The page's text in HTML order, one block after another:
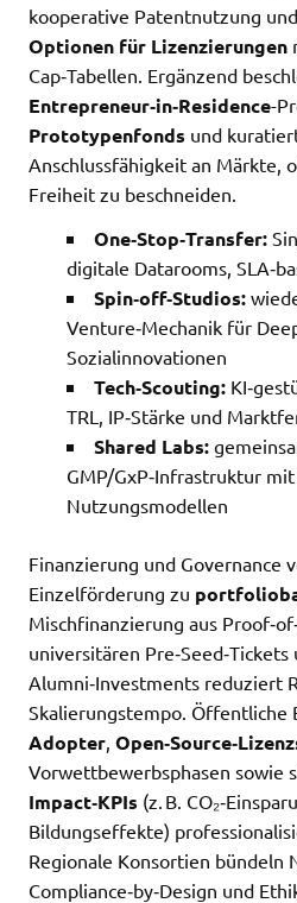
kooperative Patentnutzung
Optionen für Lizenzierungen
Cap‑Tabellen. Ergänzend
Entrepreneur‑in‑Residence-
Prototypenfonds und
Anschlussfähigkeit an Märkte,
Freiheit zu beschneiden.
One‑Stop‑Transfer:
digitale Datarooms,
Spin‑off‑Studios:
Venture‑Mechanik für
Sozialinnovationen
Tech‑Scouting:
TRL, IP‑Stärke und
Shared Labs:
GMP/GxP‑Infrastruktur
Nutzungsmodellen
Finanzierung und Governance
Einzelförderung zu
Mischfinanzierung aus
universitären
Alumni‑Investments reduziert
Skalierungstempo. Öffentliche
Adopter
Vorwettbewerbsphasen sowie
Impact‑KPIs (z. B.
Bildungseffekte)
Regionale Konsortien bündeln
Compliance‑by‑Design und